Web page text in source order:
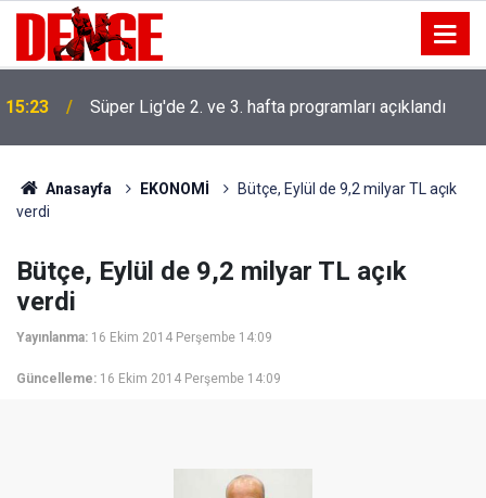
15:23 Süper Lig'de 2. ve 3. hafta programları açıklandı
Anasayfa EKONOMİ
Bütçe, Eylül de 9,2 milyar TL açık
verdi
Bütçe, Eylül de 9,2 milyar TL açık
verdi
Yayınlanma: 16 Ekim 2014 Perşembe 14:09
Güncelleme: 16 Ekim 2014 Perşembe 14:09